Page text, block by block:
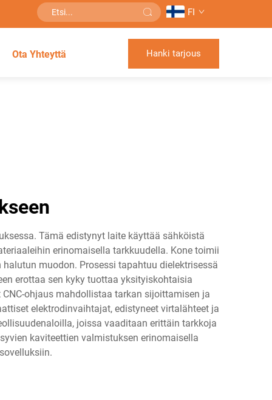
FI
Ota Yhteyttä Hanki tarjous
Tämä edistynyt laite käyttää sähköistä
erinomaisella tarkkuudella. Kone toimii
muodon. Prosessi tapahtuu dielektrisessä
erottaa sen kyky tuottaa yksityiskohtaisia
ohjaus mahdollistaa tarkan sijoittamisen ja
elektrodinvaihtajat, edistyneet virtalähteet ja
joissa vaaditaan erittäin tarkkoja
kaviteettien valmistuksen erinomaisella